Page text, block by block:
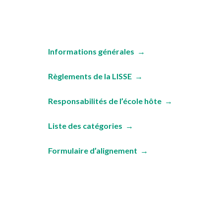
Informations générales →
Règlements de la LISSE →
Responsabilités de l’école hôte →
Liste des catégories →
Formulaire d’alignement →